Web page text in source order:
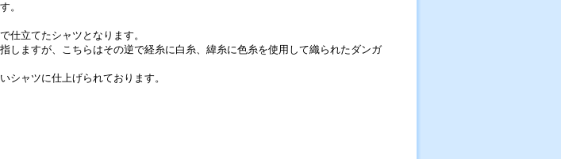
。
仕立てたシャツとなります。
しますが、こちらはその逆で経糸に白糸、緯糸に色糸を使用して織られたダンガ
シャツに仕上げられております。